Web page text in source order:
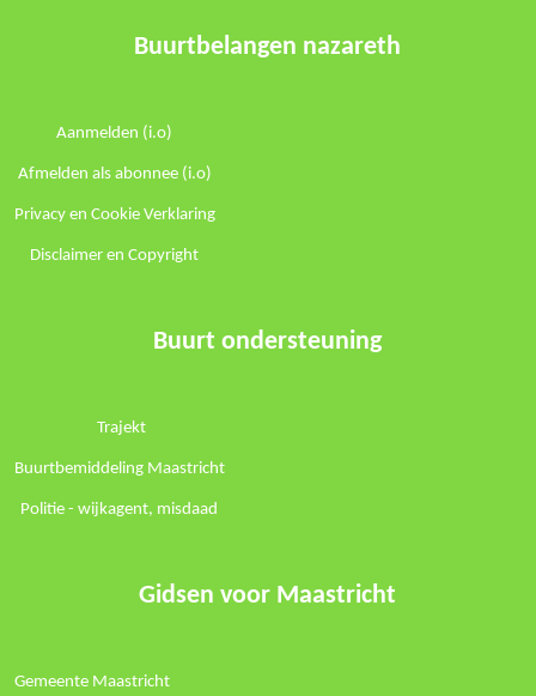
Buurtbelangen nazareth
Aanmelden (i.o)
Afmelden als abonnee (i.o)
Privacy en Cookie Verklaring
Disclaimer en Copyright
Buurt ondersteuning
Trajekt
Buurtbemiddeling Maastricht
Politie -wijkagent, misdaad
Gidsen voor Maastricht
Gemeente Maastricht